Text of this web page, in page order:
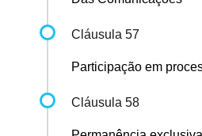
Cláusula 57
Participação em
Cláusula 58